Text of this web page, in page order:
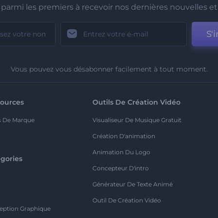
parmi les premiers à recevoir nos dernières nouvelles et
Vous pouvez vous désabonner facilement à tout moment.
De Marque
Graphique
Outils De Création Vidéo
Visualiseur De Musique Gratuit
Création D'animation
Animation Du Logo
Concepteur D'intro
Générateur De Texte Animé
Outil De Création Vidéo